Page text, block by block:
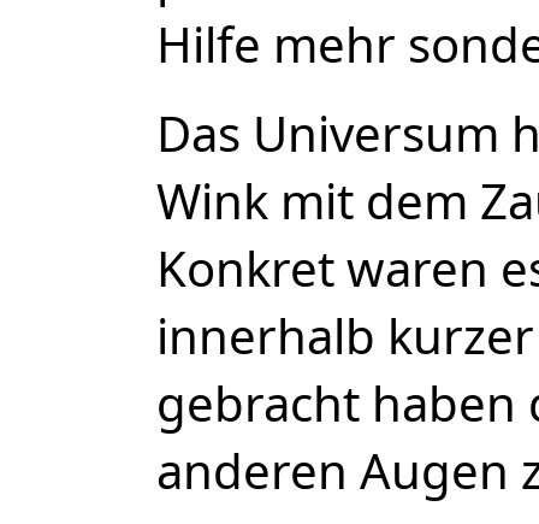
Hilfe mehr
Das Universum
Wink mit dem
Konkret waren
innerhalb
gebracht haben
anderen Augen